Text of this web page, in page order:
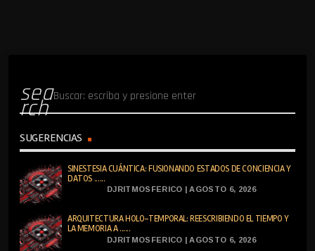
sea
rch
SUGERENCIAS
SINESTESIA CUÁNTICA: FUSIONANDO ESTADOS DE CONCIENCIA Y
DATOS ......
DJRITMOSFERICO | AGOSTO 6, 2026
ARQUITECTURA HOLO-TEMPORAL: REESCRIBIENDO EL TIEMPO Y
LA MEMORIA A ......
DJRITMOSFERICO | AGOSTO 6, 2026